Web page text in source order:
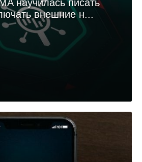
научилась писать
внешние н...